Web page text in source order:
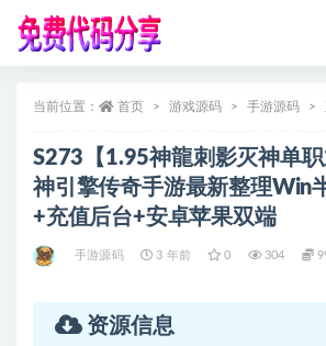
当前位置： 首页 游戏源码 手游源码
S273【1.95神龍刺影灭神单
神引擎传奇手游最新整理Win
+充值后台+安卓苹果双端
手游源码 3 年前 0 304
资源信息